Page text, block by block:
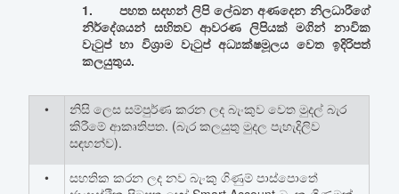
1. පහත සදහන් ලිපි ලේඛන අණදෙන නිලධාරීගේ
නිර්දේශයන් සහිතව ආවරණ ලිපියක් මගින් නාවික
වැටුප් හා විශ්‍රාම වැටුප් අධ්‍යක්ෂමූලය වෙත ඉදිරිපත්
කලයුතුය.
•
නිසි ලෙස සම්පුර්ණ කරන ලද බැංකුව වෙත මුදල් බැර
කිරීමේ ආකෘතිපත. (බැර කලයුතු මුදල පැහැදිලිව
සඳහන්ව).
•
සහතික කරන ලද නව බැංකු ගිණුම් පාස්පොතේ